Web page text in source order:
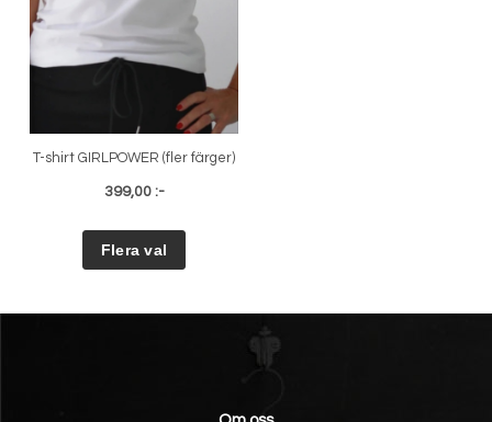
T-shirt GIRLPOWER (fler färger)
399,00 :-